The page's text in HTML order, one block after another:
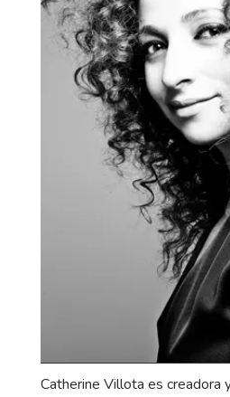
Catherine Villota es creadora